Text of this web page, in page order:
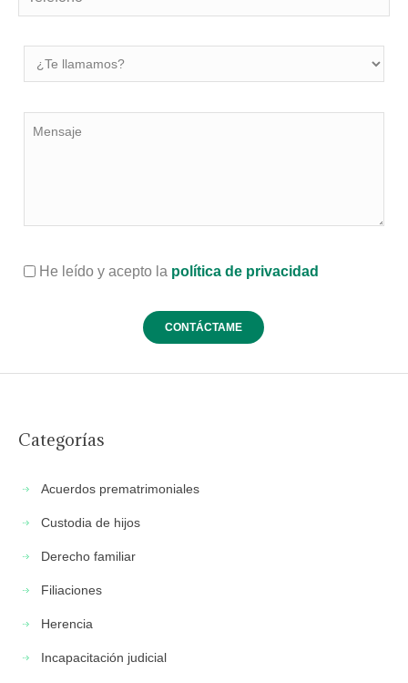
He leído y acepto la política de privacidad
Categorías
Acuerdos prematrimoniales
Custodia de hijos
Derecho familiar
Filiaciones
Herencia
Incapacitación judicial